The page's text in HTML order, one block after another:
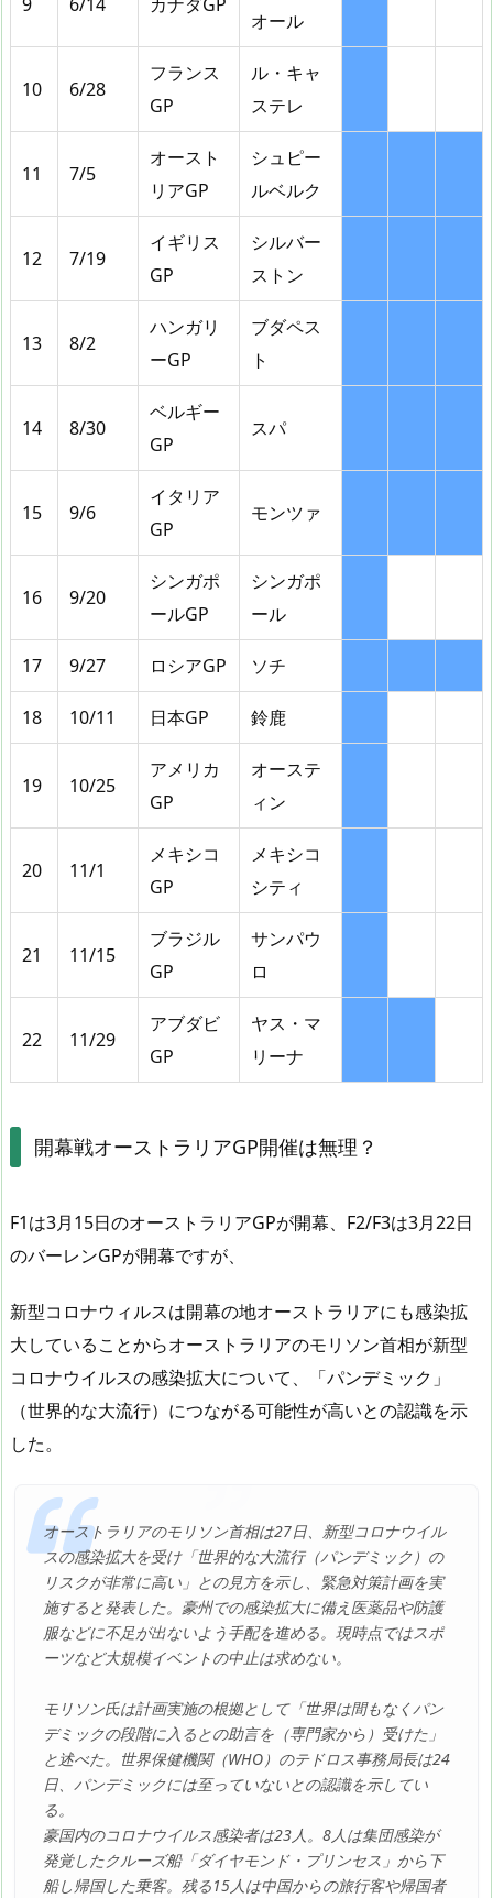
オール
10 6/28
フランス
GP
ル・キャ
ステレ
11 7/5
オースト
リアGP
シュピー
ルベルク
12 7/19
イギリス
GP
シルバー
ストン
13 8/2
ハンガリ
ーGP
ブダペス
ト
14 8/30
ベルギー
GP
スパ
15 9/6
イタリア
GP
モンツァ
16 9/20
シンガポ
ールGP
シンガポ
ール
17 9/27 ロシアGP ソチ
18 10/11 日本GP 鈴鹿
19 10/25
アメリカ
GP
オーステ
ィン
20 11/1
メキシコ
GP
メキシコ
シティ
21 11/15
ブラジル
GP
サンパウ
ロ
22 11/29
アブダビ
GP
ヤス・マ
リーナ
開幕戦オーストラリアGP開催は無理？
F1は3月15日のオーストラリアGPが開幕、F2/F3は3月22日
のバーレンGPが開幕ですが、
新型コロナウィルスは開幕の地オーストラリアにも感染拡
大していることからオーストラリアのモリソン首相が新型
コロナウイルスの感染拡大について、「パンデミック」
（世界的な大流行）につながる可能性が高いとの認識を示
した。
オーストラリアのモリソン首相は27日、新型コロナウイル
スの感染拡大を受け「世界的な大流行（パンデミック）の
リスクが非常に高い」との見方を示し、緊急対策計画を実
施すると発表した。豪州での感染拡大に備え医薬品や防護
服などに不足が出ないよう手配を進める。現時点ではスポ
ーツなど大規模イベントの中止は求めない。
モリソン氏は計画実施の根拠として「世界は間もなくパン
デミックの段階に入るとの助言を（専門家から）受けた」
と述べた。世界保健機関（WHO）のテドロス事務局長は24
日、パンデミックには至っていないとの認識を示してい
る。
豪国内のコロナウイルス感染者は23人。8人は集団感染が
発覚したクルーズ船「ダイヤモンド・プリンセス」から下
船し帰国した乗客。残る15人は中国からの旅行客や帰国者